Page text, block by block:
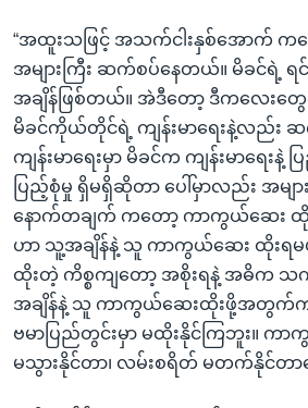
“အထူးသဖြင့် အသက်ငါးနှစ်အောက် က
အများကြီး ဆက်စပ်နေတယ်။ မိခင်ရဲ့ ရ
အချိန်ဖြစ်တယ်။ အဲဒီတော့ ဒီကလေးတွေ
မိခင်ကိုယ်တိုင်ရဲ့ ကျန်းမာရေးနဲ့လည်း
ကျန်းမာရေးမှာ မိခင်က ကျန်းမာရေးနဲ့
ပြည့်စုံမှု ရှိမရှိဆိုတာ ပေါ်မှာလည်း အမ
နောက်တချက် ကတော့ ကာကွယ်ဆေး ထို
ဟာ သူ့အချိန်နဲ့ သူ ကာကွယ်ဆေး ထိုးရ
ထိုးတဲ့ ကိစ္စကျတော့ အစိုးရနဲ့ အဓိက
အချိန်နဲ့ သူ ကာကွယ်ဆေးထိုးဖို့အတွက်
ဗမာပြည်တွင်းမှာ မထိုးနိုင်ကြဘူး။ က
မသွားနိုင်တာ၊ လမ်းစရိတ် မတက်နိုင်တ